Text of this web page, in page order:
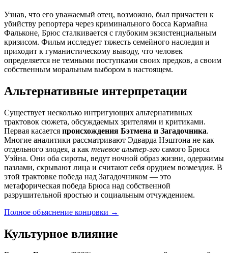
Узнав, что его уважаемый отец, возможно, был причастен к
убийству репортера через криминального босса Кармайна
Фальконе, Брюс сталкивается с глубоким экзистенциальным
кризисом. Фильм исследует тяжесть семейного наследия и
приходит к гуманистическому выводу, что человек
определяется не темными поступками своих предков, а своим
собственным моральным выбором в настоящем.
Альтернативные интерпретации
Существует несколько интригующих альтернативных
трактовок сюжета, обсуждаемых зрителями и критиками.
Первая касается происхождения Бэтмена и Загадочника.
Многие аналитики рассматривают Эдварда Нэштона не как
отдельного злодея, а как теневое альтер-эго самого Брюса
Уэйна. Они оба сироты, ведут ночной образ жизни, одержимы
пазлами, скрывают лица и считают себя орудием возмездия. В
этой трактовке победа над Загадочником — это
метафорическая победа Брюса над собственной
разрушительной яростью и социальным отчуждением.
Полное объяснение концовки →
Культурное влияние